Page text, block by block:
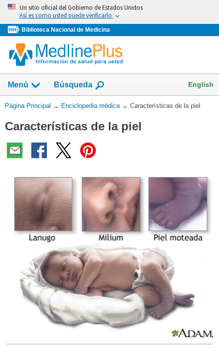
Omita
vaya
al
Contenido
Un sitio oficial del Gobierno de Estados Unidos
Así es como usted puede verificarlo
Biblioteca Nacional de Medicina
Menú Búsqueda English
Usted
aquí:
Página Principal → Enciclopedia médica → Características de la piel
Características de la piel